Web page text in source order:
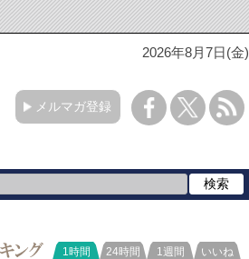
2026年8月7日(金)
メルマガ登録
ランキング
1時間 24時間 1週間 いいね